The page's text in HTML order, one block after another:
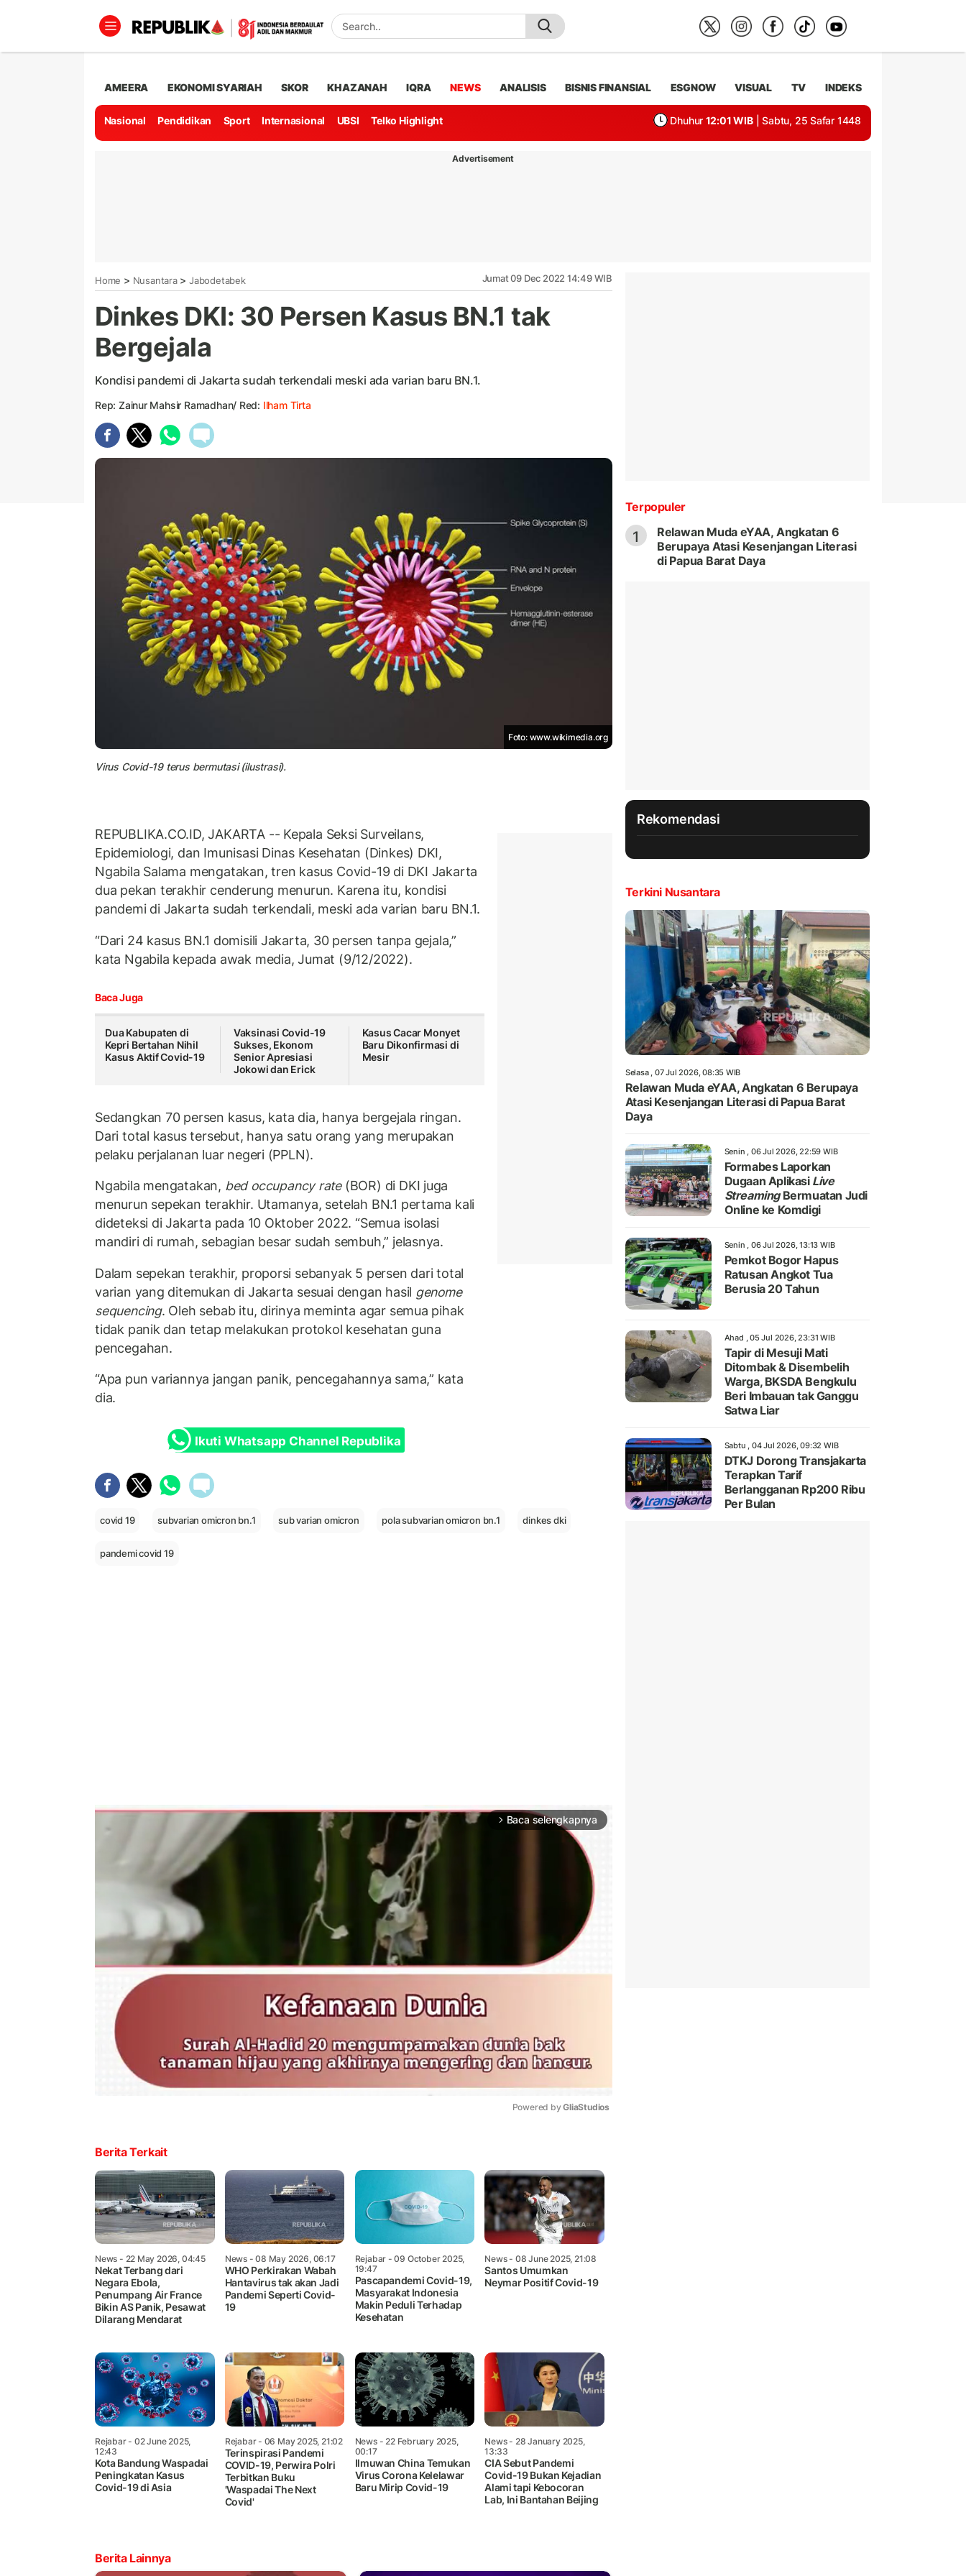
AMEERA EKONOMI SYARIAH SKOR KHAZANAH IQRA NEWS ANALISIS BISNIS FINANSIAL ESGNOW VISUAL TV INDEKS
Nasional Pendidikan Sport Internasional UBSI Telko Highlight Dhuhur 12:01 WIB | Sabtu, 25 Safar 1448
Advertisement
Home > Nusantara> Jabodetabek Jumat 09 Dec 2022 14:49 WIB
Dinkes DKI: 30 Persen Kasus BN.1 tak
Bergejala
Kondisi pandemi di Jakarta sudah terkendali meski ada varian baru BN.1.
Rep: Zainur Mahsir Ramadhan/ Red: Ilham Tirta
Foto: www.wikimedia.org
Virus Covid-19 terus bermutasi (ilustrasi).
REPUBLIKA.CO.ID, JAKARTA -- Kepala Seksi Surveilans,
Epidemiologi, dan Imunisasi Dinas Kesehatan (Dinkes) DKI,
Ngabila Salama mengatakan, tren kasus Covid-19 di DKI Jakarta
dua pekan terakhir cenderung menurun. Karena itu, kondisi
pandemi di Jakarta sudah terkendali, meski ada varian baru BN.1.
“Dari 24 kasus BN.1 domisili Jakarta, 30 persen tanpa gejala,”
kata Ngabila kepada awak media, Jumat (9/12/2022).
Baca Juga
Dua Kabupaten di
Kepri Bertahan Nihil
Kasus Aktif Covid-19
Vaksinasi Covid-19
Sukses, Ekonom
Senior Apresiasi
Jokowi dan Erick
Kasus Cacar Monyet
Baru Dikonfirmasi di
Mesir
Sedangkan 70 persen kasus, kata dia, hanya bergejala ringan.
Dari total kasus tersebut, hanya satu orang yang merupakan
pelaku perjalanan luar negeri (PPLN).
Ngabila mengatakan, bed occupancy rate(BOR) di DKI juga
menurun sepekan terakhir. Utamanya, setelah BN.1 pertama kali
dideteksi di Jakarta pada 10 Oktober 2022. “Semua isolasi
mandiri di rumah, sebagian besar sudah sembuh,” jelasnya.
Dalam sepekan terakhir, proporsi sebanyak 5 persen dari total
varian yang ditemukan di Jakarta sesuai dengan hasil genome
sequencing. Oleh sebab itu, dirinya meminta agar semua pihak
tidak panik dan tetap melakukan protokol kesehatan guna
pencegahan.
“Apa pun variannya jangan panik, pencegahannya sama,” kata
dia.
Ikuti Whatsapp Channel Republika
covid 19 subvarian omicron bn.1 sub varian omicron pola subvarian omicron bn.1 dinkes dki
pandemi covid 19
arrow_forward_ios Baca selengkapnya
Powered by GliaStudios
Berita Terkait
News - 22 May 2026, 04:45
Nekat Terbang dari
Negara Ebola,
Penumpang Air France
Bikin AS Panik, Pesawat
Dilarang Mendarat
News- 08 May 2026, 06:17
WHO Perkirakan Wabah
Hantavirus tak akan Jadi
Pandemi Seperti Covid-
19
Rejabar - 09 October 2025,
19:47
Pascapandemi Covid-19,
Masyarakat Indonesia
Makin Peduli Terhadap
Kesehatan
News- 08 June 2025, 21:08
Santos Umumkan
Neymar Positif Covid-19
Rejabar- 02 June 2025,
12:43
Kota Bandung Waspadai
Peningkatan Kasus
Covid-19 di Asia
Rejabar- 06 May 2025, 21:02
Terinspirasi Pandemi
COVID-19, Perwira Polri
Terbitkan Buku
'Waspadai The Next
Covid'
News- 22 February 2025,
00:17
Ilmuwan China Temukan
Virus Corona Kelelawar
Baru Mirip Covid-19
News- 28 January 2025,
13:33
CIA Sebut Pandemi
Covid-19 Bukan Kejadian
Alami tapi Kebocoran
Lab, Ini Bantahan Beijing
Berita Lainnya
Terpopuler
1
Relawan Muda eYAA, Angkatan 6
Berupaya Atasi Kesenjangan Literasi
di Papua Barat Daya
Rekomendasi
Terkini Nusantara
Selasa , 07 Jul 2026, 08:35 WIB
Relawan Muda eYAA, Angkatan 6 Berupaya
Atasi Kesenjangan Literasi di Papua Barat
Daya
Senin , 06 Jul 2026, 22:59 WIB
Formabes Laporkan
Dugaan Aplikasi Live
StreamingBermuatan Judi
Online ke Komdigi
Senin , 06 Jul 2026, 13:13 WIB
Pemkot Bogor Hapus
Ratusan Angkot Tua
Berusia 20 Tahun
Ahad , 05 Jul 2026, 23:31 WIB
Tapir di Mesuji Mati
Ditombak & Disembelih
Warga, BKSDA Bengkulu
Beri Imbauan tak Ganggu
Satwa Liar
Sabtu , 04 Jul 2026, 09:32 WIB
DTKJ Dorong Transjakarta
Terapkan Tarif
Berlangganan Rp200 Ribu
Per Bulan